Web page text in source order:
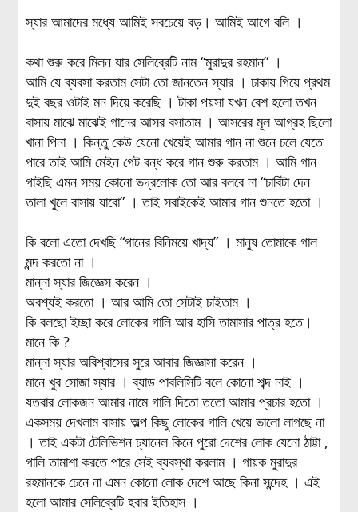
স্যার আমাদের মধ্যে আমিই সবচেয়ে বড়। আমিই আগে বলি ।
কথা শুরু করে মিলন যার সেলিব্রেটি নাম “মুরাদুর রহমান” ।
আমি যে ব্যবসা করতাম সেটা তো জানতেন স্যার । ঢাকায় গিয়ে প্রথম
দুই বছর ওটাই মন দিয়ে করেছি । টাকা পয়সা যখন বেশ হলো তখন
বাসায় মাঝে মাঝেই গানের আসর বসাতাম । আসরের মূল আগ্রহ ছিলো
খানা পিনা । কিন্তু কেউ যেনো খেয়েই আমার গান না শুনে চলে যেতে
পারে তাই আমি মেইন গেট বন্ধ করে গান শুরু করতাম । আমি গান
গাইছি এমন সময় কোনো ভদ্রলোক তো আর বলবে না “চাবিটা দেন
তালা খুলে বাসায় যাবো” । তাই সবাইকেই আমার গান শুনতে হতো ।
কি বলো এতো দেখছি “গানের বিনিময়ে খাদ্য” । মানুষ তোমাকে গাল
মন্দ করতো না ।
মান্না স্যার জিজ্ঞেস করেন ।
অবশ্যই করতো । আর আমি তো সেটাই চাইতাম ।
কি বলছো ইচ্ছা করে লোকের গালি আর হাসি তামাসার পাত্র হতে।
মানে কি ?
মান্না স্যার অবিশ্বাসের সুরে আবার জিজ্ঞাসা করেন ।
মানে খুব সোজা স্যার । ব্যাড পাবলিসিটি বলে কোনো শব্দ নাই ।
যতবার লোকজন আমার নামে গালি দিতো ততো আমার প্রচার হতো ।
একসময় দেখলাম বাসায় অল্প কিছু লোকের গালি খেয়ে ভালো লাগছে না
। তাই একটা টেলিভিশন চ্যানেল কিনে পুরো দেশের লোক যেনো ঠাট্টা ,
গালি তামাশা করতে পারে সেই ব্যবস্থা করলাম । গায়ক মুরাদুর
রহমানকে চেনে না এমন কোনো লোক দেশে আছে কিনা সন্দেহ । এই
হলো আমার সেলিব্রেটি হবার ইতিহাস ।